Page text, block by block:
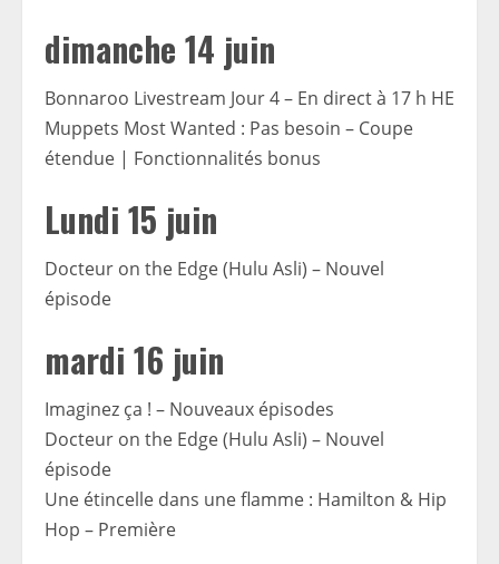
dimanche 14 juin
Bonnaroo Livestream Jour 4 – En direct à 17 h HE
Muppets Most Wanted : Pas besoin – Coupe
étendue | Fonctionnalités bonus
Lundi 15 juin
Docteur on the Edge (Hulu Asli) – Nouvel
épisode
mardi 16 juin
Imaginez ça ! – Nouveaux épisodes
Docteur on the Edge (Hulu Asli) – Nouvel
épisode
Une étincelle dans une flamme : Hamilton & Hip
Hop – Première